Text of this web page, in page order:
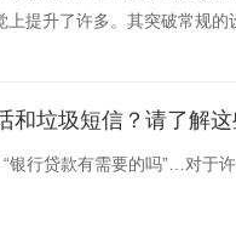
提升了许多。其突破常规
屏幕手机。
和垃圾短信？请了解
银行贷款有需要的吗”…对于